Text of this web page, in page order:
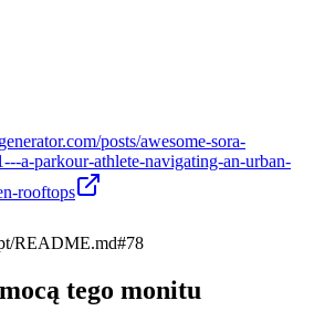
posts/awesome-sora-
a-parkour-athlete-navigating-an-urban-
rooftops
README.md#78
tego monitu